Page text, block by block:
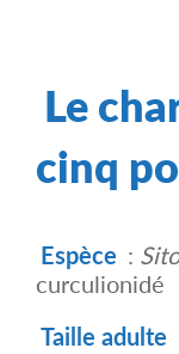
Le
cinq
Espèce :
curculionidé
Taille adulte